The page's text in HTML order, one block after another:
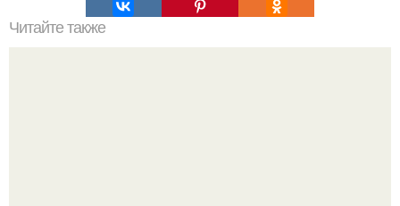
Читайте также